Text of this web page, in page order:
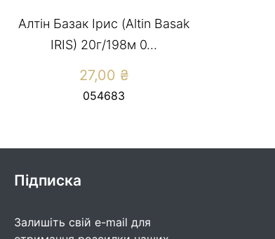
Алтін Базак Ірис (Altin Basak
IRIS) 20г/198м 0...
27,00 ₴
054683
Підписка
Залишіть свій e-mail для